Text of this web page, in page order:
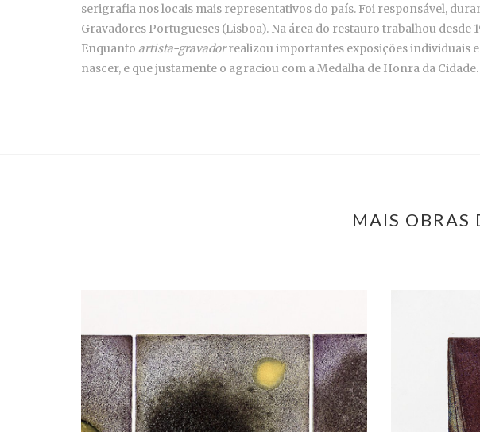
serigrafia nos locais mais representativos do país. Foi responsável,
Gravadores Portugueses (Lisboa). Na área do restauro trabalhou
Enquanto artista-gravadorrealizou importantes exposições individuais e
nascer, e que justamente o agraciou com a Medalha de Honra da Cidade.
MAIS OBRAS